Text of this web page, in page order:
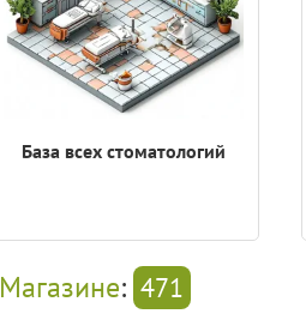
База всех стоматологий
Магазине: 471